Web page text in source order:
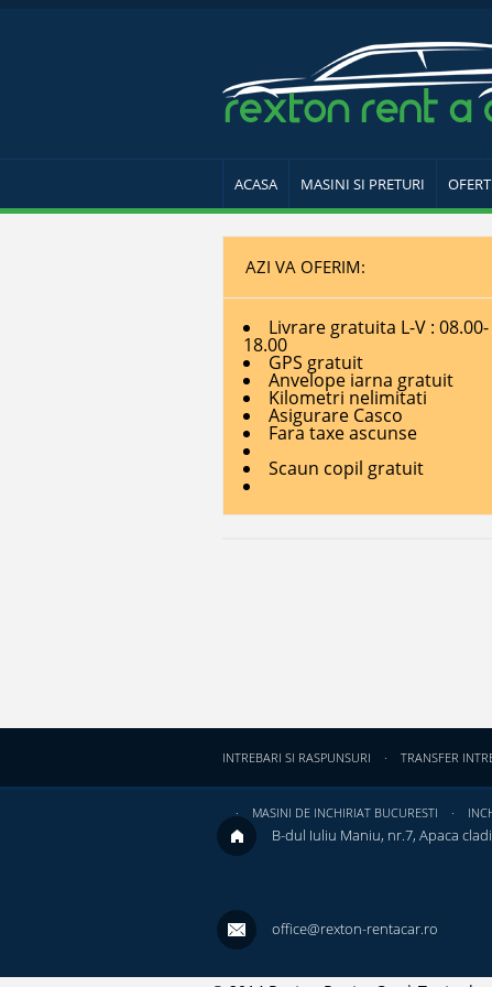
ACASA MASINI SI PRETURI
AZI VA OFERIM:
Livrare gratuita L-V : 08.00-
18.00
GPS gratuit
Anvelope iarna gratuit
Kilometri nelimitati
Asigurare Casco
Fara taxe ascunse
Scaun copil gratuit
INTREBARI SI RASPUNSURI TRANSFER
MASINI DE INCHIRIAT BUCURESTI
B-dul Iuliu Maniu, nr.7, Apaca
office@rexton-rentacar.ro